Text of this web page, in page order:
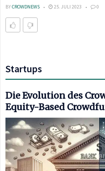
BYCROWDNEWS 25. JULI 2023 0
Startups
Die Evolution des
Equity-Based